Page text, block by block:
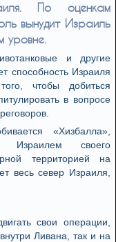
По оценкам
вынудит Израиль
уровне.
и другие
способность Израиля
чтобы добиться
в вопросе
«Хизбалла»,
Израилем своего
территорией на
весь север Израиля,
свои операции,
Ливана, так и на